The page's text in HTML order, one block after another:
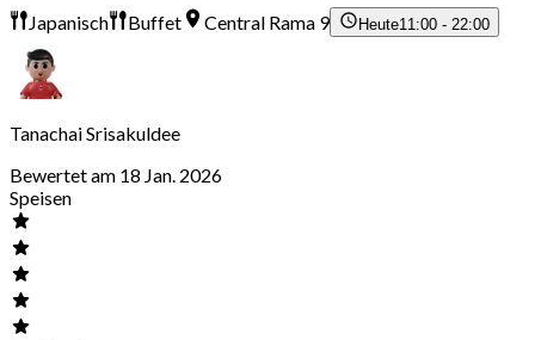
Japanisch Buffet Central Rama 9 Heute11:00 - 22:00
Tanachai Srisakuldee
Bewertet am 18 Jan. 2026
Speisen